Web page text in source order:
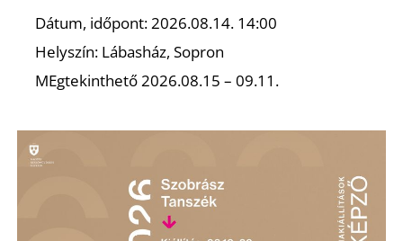
Dátum, időpont: 2026.08.14. 14:00
Helyszín: Lábasház, Sopron
MEgtekinthető 2026.08.15 – 09.11.